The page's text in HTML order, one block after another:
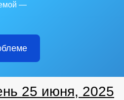
—
25 июня, 2025